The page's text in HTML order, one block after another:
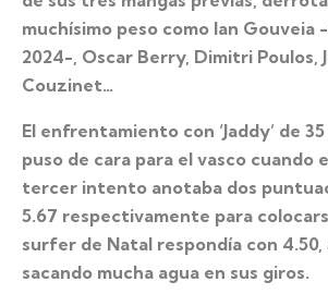
muchísimo peso como Ian Gouveia
2024-, Oscar Berry, Dimitri Poulos,
Couzinet…
El enfrentamiento con ‘Jaddy’ de
puso de cara para el vasco cuando
tercer intento anotaba dos
5.67 respectivamente para
surfer de Natal respondía con 4.50,
sacando mucha agua en sus giros.